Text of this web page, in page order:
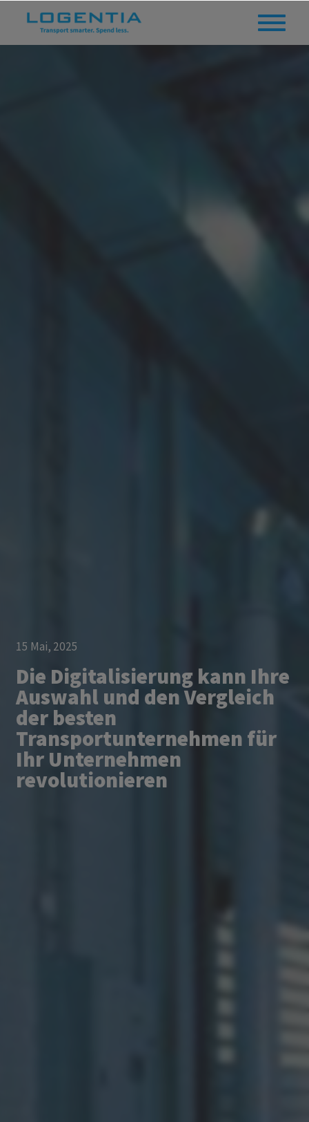
15 Mai, 2025
Die Digitalisierung kann Ihre
Auswahl und den Vergleich
der besten
Transportunternehmen für
Ihr Unternehmen
revolutionieren